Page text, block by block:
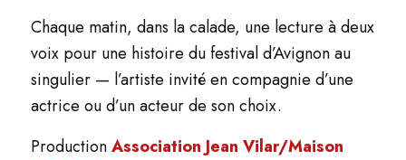
Chaque matin, dans la calade, une lecture à deux
voix pour une histoire du festival d’Avignon au
singulier — l’artiste invité en compagnie d’une
actrice ou d’un acteur de son choix.
ProductionAssociation Jean Vilar/Maison